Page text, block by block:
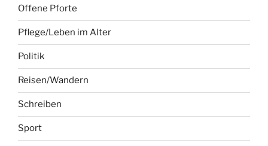
Offene Pforte
Pflege/Leben im Alter
Politik
Reisen/Wandern
Schreiben
Sport